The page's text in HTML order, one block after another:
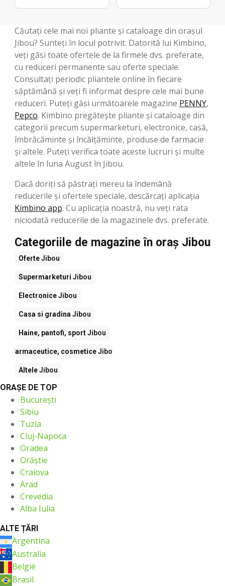
Căutați cele mai noi pliante și cataloage din orașul
Jibou? Sunteți în locul potrivit. Datorită lui Kimbino,
veți găsi toate ofertele de la firmele dvs. preferate,
cu reduceri permanente sau oferte speciale.
Consultați periodic pliantele online în fiecare
săptămână și veți fi informat despre cele mai bune
reduceri. Puteți găsi următoarele magazine PENNY,
Pepco. Kimbino pregătește pliante și cataloage din
categorii precum supermarketuri, electronice, casă,
îmbrăcăminte și încălțăminte, produse de farmacie
și altele. Puteți verifica toate aceste lucruri și multe
altele în luna August în Jibou.
Dacă doriți să păstrați mereu la îndemână
reducerile și ofertele speciale, descărcați aplicația
Kimbino app. Cu aplicația noastră, nu veți rata
niciodată reducerile de la magazinele dvs. preferate.
Categoriile de magazine în oraș Jibou
OferteJibou
Supermarketuri Jibou
ElectroniceJibou
Casa si gradina Jibou
Haine, pantofi, sportJibou
Farmaceutice, cosmeticeJibou
AlteleJibou
ORAŞE DE TOP
București
Sibiu
Tuzla
Cluj-Napoca
Oradea
Orăştie
Craiova
Arad
Crevedia
Alba Iulia
ALTE ȚĂRI
Argentina
Australia
België
Brasil